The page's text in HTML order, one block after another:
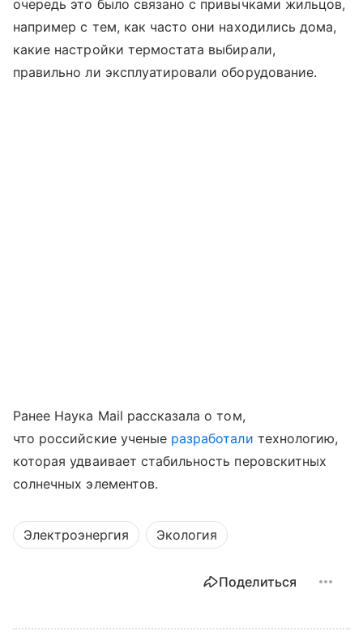
очередь это было связано с привычками жильцов,
например с тем, как часто они находились дома,
какие настройки термостата выбирали,
правильно ли эксплуатировали оборудование.
Ранее Наука Mail рассказала о том,
что российские ученые разработали технологию,
которая удваивает стабильность перовскитных
солнечных элементов.
Электроэнергия Экология
Поделиться